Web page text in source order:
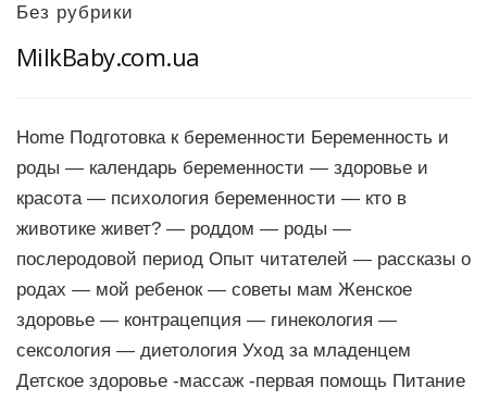
Без рубрики
MilkBaby.com.ua
Home Подготовка к беременности Беременность и
роды — календарь беременности — здоровье и
красота — психология беременности — кто в
животике живет? — роддом — роды —
послеродовой период Опыт читателей — рассказы о
родах — мой ребенок — советы мам Женское
здоровье — контрацепция — гинекология —
сексология — диетология Уход за младенцем
Детское здоровье -массаж -первая помощь Питание